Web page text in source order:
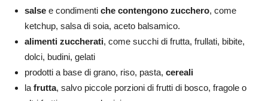
salse e condimenti che contengono zucchero, come
ketchup, salsa di soia, aceto balsamico.
alimenti zuccherati, come succhi di frutta, frullati, bibite,
dolci, budini, gelati
prodotti a base di grano, riso, pasta, cereali
la frutta, salvo piccole porzioni di frutti di bosco, fragole o